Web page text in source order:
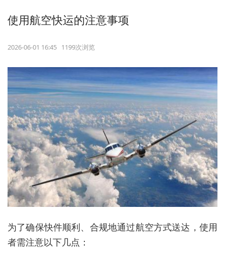
使用航空快运的注意事项
2026-06-01 16:45 1199次浏览
为了确保快件顺利、合规地通过航空方式送达，使用
者需注意以下几点：